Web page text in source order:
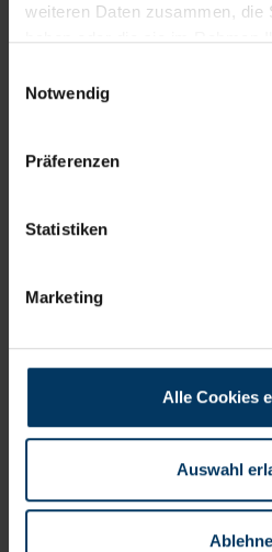
weiteren Daten zusammen, die
haben oder die sie im Rahmen
Einwilligung können Sie
Notwendig
Präferenzen
Statistiken
Marketing
Alle Cookies
Auswahl